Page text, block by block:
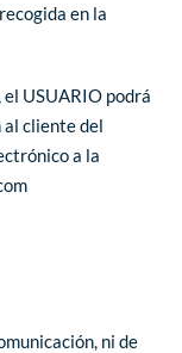
en la
USUARIO podrá
cliente del
a la
ni de